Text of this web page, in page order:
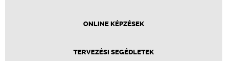
ONLINE KÉPZÉSEK
TERVEZÉSI SEGÉDLETEK